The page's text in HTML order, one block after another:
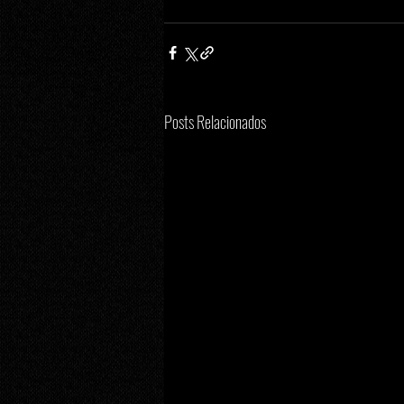
Posts Relacionados